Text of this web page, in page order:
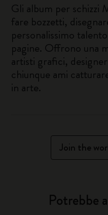
Gli album per schizzi
fare bozzetti,
personalissimo
pagine. Offrono una
artisti grafici,
chiunque ami
in arte.
Join the
Potrebbe